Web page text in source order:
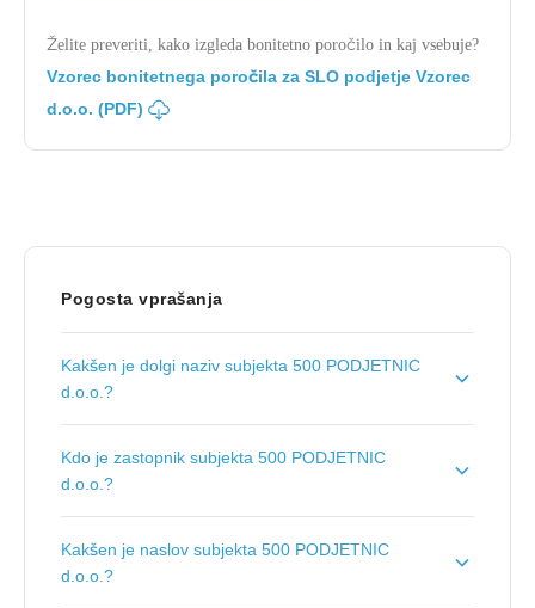
Želite preveriti, kako izgleda bonitetno poročilo in kaj vsebuje?
Vzorec bonitetnega poročila za SLO podjetje Vzorec
d.o.o. (PDF)
Pogosta vprašanja
Kakšen je dolgi naziv subjekta 500 PODJETNIC
d.o.o.?
dogodkov, d.o.o..
Kdo je zastopnik subjekta 500 PODJETNIC
d.o.o.?
Kakšen je naslov subjekta 500 PODJETNIC
d.o.o.?